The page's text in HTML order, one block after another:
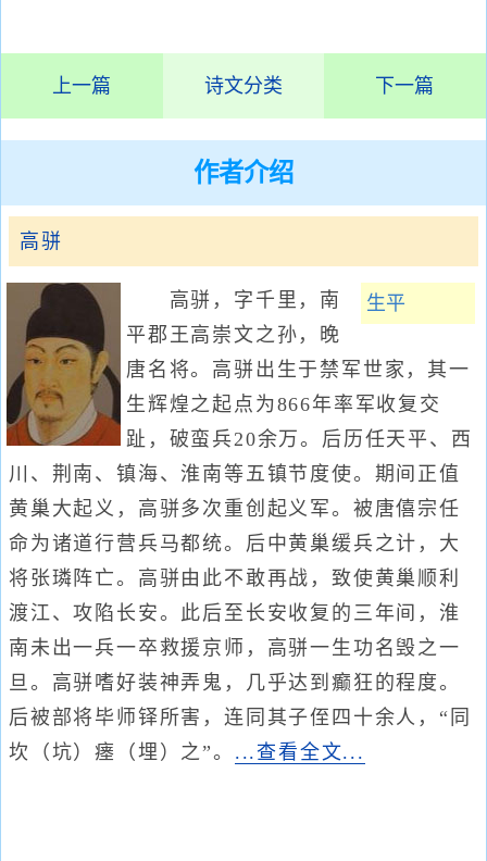
上一篇 诗文分类 下一篇
作者介绍
高骈
生平
高骈，字千里，南
平郡王高崇文之孙，晚
唐名将。高骈出生于禁军世家，其一
生辉煌之起点为866年率军收复交
趾，破蛮兵20余万。后历任天平、西
川、荆南、镇海、淮南等五镇节度使。期间正值
黄巢大起义，高骈多次重创起义军。被唐僖宗任
命为诸道行营兵马都统。后中黄巢缓兵之计，大
将张璘阵亡。高骈由此不敢再战，致使黄巢顺利
渡江、攻陷长安。此后至长安收复的三年间，淮
南未出一兵一卒救援京师，高骈一生功名毁之一
旦。高骈嗜好装神弄鬼，几乎达到癫狂的程度。
后被部将毕师铎所害，连同其子侄四十余人，“同
坎（坑）瘗（埋）之”。 ...查看全文...